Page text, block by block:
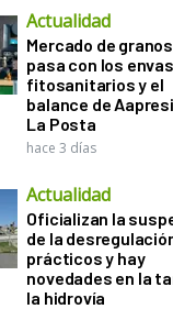
Actualidad
Mercado de
pasa con los
fitosanitarios y el
balance de
La Posta
hace 3 días
Actualidad
Oficializan la
de la
prácticos y hay
novedades en la
la hidrovía